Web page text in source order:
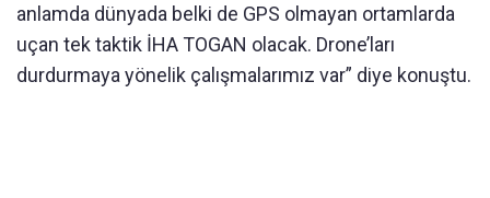
anlamda dünyada belki de GPS olmayan ortamlarda
uçan tek taktik İHA TOGAN olacak. Drone’ları
durdurmaya yönelik çalışmalarımız var” diye konuştu.